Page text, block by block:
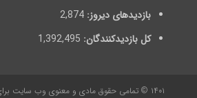
بازدیدهای دیروز: 2,874
کل بازدیدکنند‌گان: 1,392,495
۱۴۰۱ © تمامی حقوق مادی و معنوی وب سایت برای